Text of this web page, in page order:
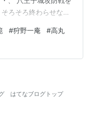
ろそろ終わらせない
図の八王子城攻防戦
した。 八王子城攻
す） 今回は⑨高丸か
てみます。 八王子の
#狩野一庵 #高丸
はてなブログトップ